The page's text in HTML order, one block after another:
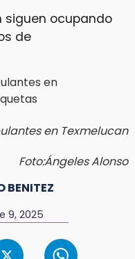
siguen ocupando
de
en Texmelucan
Foto:Ángeles Alonso
BENITEZ
9, 2025